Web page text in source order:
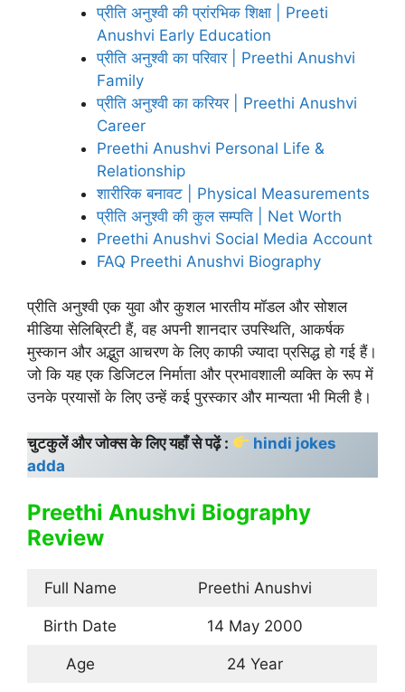
प्रीति अनुश्वी की प्रांरभिक शिक्षा | Preeti
Anushvi Early Education
प्रीति अनुश्वी का परिवार | Preethi Anushvi
Family
प्रीति अनुश्वी का करियर | Preethi Anushvi
Career
Preethi Anushvi Personal Life &
Relationship
शारीरिक बनावट | Physical Measurements
प्रीति अनुश्वी की कुल सम्पति | Net Worth
Preethi Anushvi Social Media Account
FAQ Preethi Anushvi Biography
प्रीति अनुश्वी एक युवा और कुशल भारतीय मॉडल और सोशल
मीडिया सेलिब्रिटी हैं, वह अपनी शानदार उपस्थिति, आकर्षक
मुस्कान और अद्भुत आचरण के लिए काफी ज्यादा प्रसिद्ध हो गई हैं।
जो कि यह एक डिजिटल निर्माता और प्रभावशाली व्यक्ति के रूप में
उनके प्रयासों के लिए उन्हें कई पुरस्कार और मान्यता भी मिली है।
चुटकुलें और जोक्स के लिए यहाँ से पढ़ें :
hindi jokes
adda
Preethi Anushvi Biography
Review
Full Name Preethi Anushvi
Birth Date 14 May 2000
Age 24 Year